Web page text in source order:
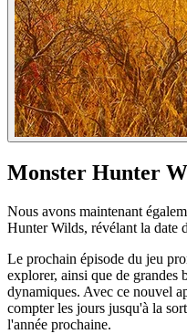
Monster Hunter
Nous avons maintenant
Hunter Wilds, révélant la date
Le prochain épisode du jeu
explorer, ainsi que de grandes
dynamiques. Avec ce nouvel
compter les jours jusqu'à la
l'année prochaine.